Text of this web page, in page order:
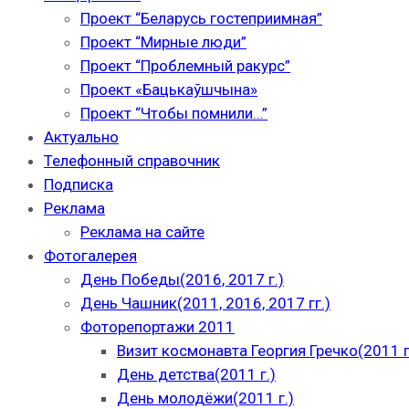
Проект “Беларусь гостеприимная”
Проект “Мирные люди”
Проект “Проблемный ракурс”
Проект «Бацькаўшчына»
Проект “Чтобы помнили…”
Актуально
Телефонный справочник
Подписка
Реклама
Реклама на сайте
Фотогалерея
День Победы(2016, 2017 г.)
День Чашник(2011, 2016, 2017 гг.)
Фоторепортажи 2011
Визит космонавта Георгия Гречко(2011
День детства(2011 г.)
День молодёжи(2011 г.)